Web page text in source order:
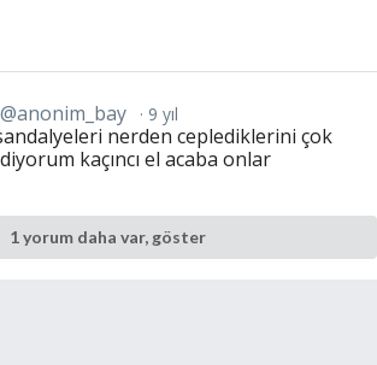
@anonim_bay 9 yıl
nerden ceplediklerini çok
kaçıncı el acaba onlar
1 yorum daha var, göster